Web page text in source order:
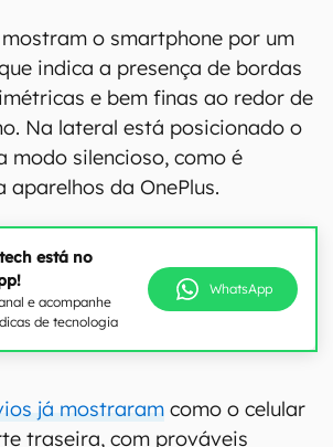
o smartphone por um
indica a presença de bordas
e bem finas ao redor de
Na lateral está posicionado o
modo silencioso, como é
da OnePlus.
está no
e acompanhe
de tecnologia
WhatsApp
já mostraram como o celular
traseira, com prováveis